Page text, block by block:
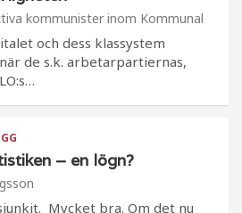
kommunister inom Kommunal
och dess klassystem
de s.k. arbetarpartiernas,
– en lögn?
Mycket bra. Om det nu